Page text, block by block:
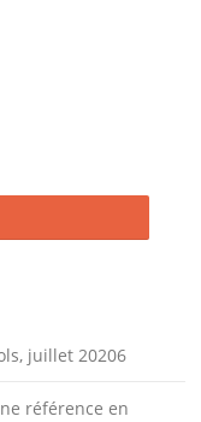
juillet 20206
référence en